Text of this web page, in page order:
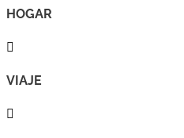
HOGAR

VIAJE
